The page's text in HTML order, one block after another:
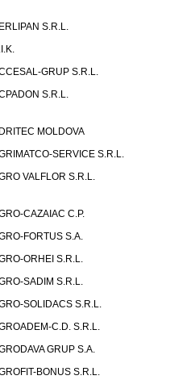
S.R.L.
GRUP S.R.L.
S.R.L.
MOLDOVA
SERVICE S.R.L.
VALFLOR S.R.L.
CAZAIAC C.P.
FORTUS S.A.
ORHEI S.R.L.
SADIM S.R.L.
SOLIDACS S.R.L.
C.D. S.R.L.
GRUP S.A.
BONUS S.R.L.